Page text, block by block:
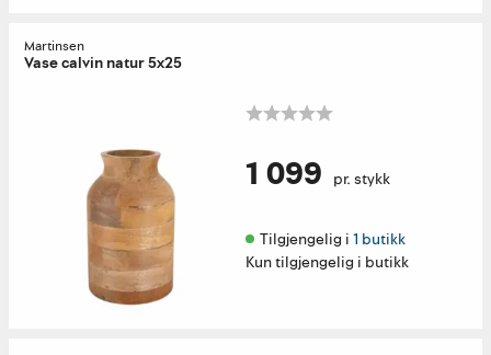
Martinsen
Vase calvin natur 5x25
1 099 pr. stykk
Tilgjengelig i 1 butikk
Kun tilgjengelig i butikk